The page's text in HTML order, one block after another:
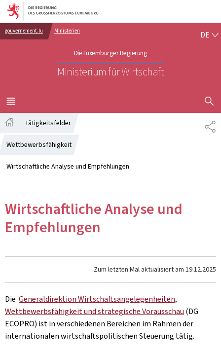
Zur Hauptnavigation
Zum Inhalt
gouvernement.lu Ministerien
Die Luxemburger Regierung
Ministerium für Wirtschaft
DE
MENÜ
HAUPT-
Tätigkeitsfelder
Wettbewerbsfähigkeit
Wirtschaftliche Analyse und Empfehlungen
Wirtschaftliche Analyse und
Empfehlungen
Zum letzten Mal aktualisiert am 19.12.2025
Die Generaldirektion Wirtschaftsangelegenheiten,
Wettbewerbsfähigkeit und strategische Vorausschau (DG
ECOPRO) ist in verschiedenen Bereichen im Rahmen der
internationalen wirtschaftspolitischen Steuerung tätig.